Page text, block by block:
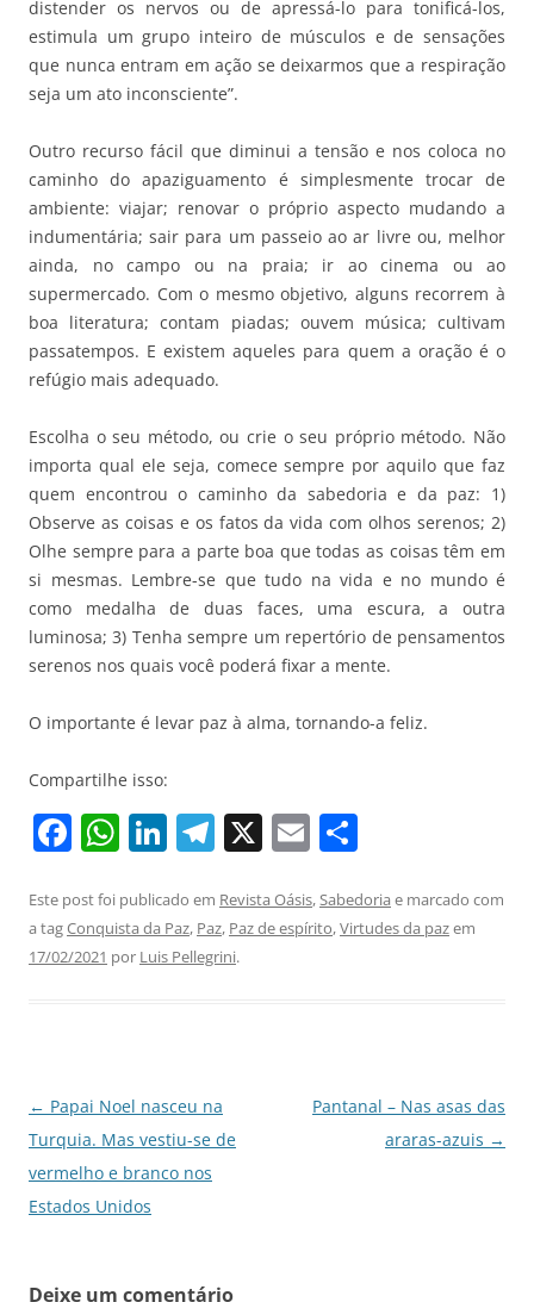
distender os nervos ou de apressá-lo para tonificá-los,
estimula um grupo inteiro de músculos e de sensações
que nunca entram em ação se deixarmos que a respiração
seja um ato inconsciente”.
Outro recurso fácil que diminui a tensão e nos coloca no
caminho do apaziguamento é simplesmente trocar de
ambiente: viajar; renovar o próprio aspecto mudando a
indumentária; sair para um passeio ao ar livre ou, melhor
ainda, no campo ou na praia; ir ao cinema ou ao
supermercado. Com o mesmo objetivo, alguns recorrem à
boa literatura; contam piadas; ouvem música; cultivam
passatempos. E existem aqueles para quem a oração é o
refúgio mais adequado.
Escolha o seu método, ou crie o seu próprio método. Não
importa qual ele seja, comece sempre por aquilo que faz
quem encontrou o caminho da sabedoria e da paz: 1)
Observe as coisas e os fatos da vida com olhos serenos; 2)
Olhe sempre para a parte boa que todas as coisas têm em
si mesmas. Lembre-se que tudo na vida e no mundo é
como medalha de duas faces, uma escura, a outra
luminosa; 3) Tenha sempre um repertório de pensamentos
serenos nos quais você poderá fixar a mente.
O importante é levar paz à alma, tornando-a feliz.
Compartilhe isso:
F
c
e
k
W
at
s
Li
k
e
T
e
gr
X E
ai
l
ar
e
Este post foi publicado em Revista Oásis,Sabedoria e marcado com
a tagConquista da Paz, Paz, Paz de espírito,Virtudes da pazem
17/02/2021 por Luis Pellegrini.
Navegação
de
posts
← Papai Noel nasceu na
Turquia. Mas vestiu-se de
vermelho e branco nos
Estados Unidos
Pantanal – Nas asas das
araras-azuis →
Deixe um comentário